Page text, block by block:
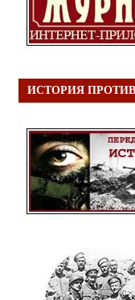
ИСТОРИЯ